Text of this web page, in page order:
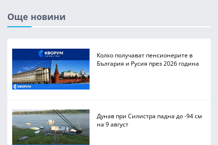
Още новини
Колко получават пенсионерите в
България и Русия през 2026 година
Дунав при Силистра падна до -94 см
на 9 август